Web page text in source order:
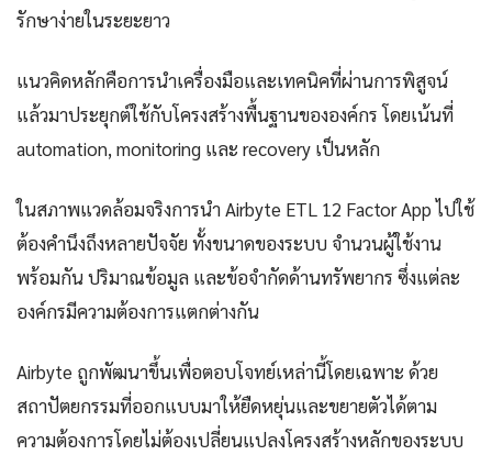
รักษาง่ายในระยะยาว
แนวคิดหลักคือการนำเครื่องมือและเทคนิคที่ผ่านการพิสูจน์
แล้วมาประยุกต์ใช้กับโครงสร้างพื้นฐานขององค์กร โดยเน้นที่
automation, monitoring และ recovery เป็นหลัก
ในสภาพแวดล้อมจริงการนำ Airbyte ETL 12 Factor App ไปใช้
ต้องคำนึงถึงหลายปัจจัย ทั้งขนาดของระบบ จำนวนผู้ใช้งาน
พร้อมกัน ปริมาณข้อมูล และข้อจำกัดด้านทรัพยากร ซึ่งแต่ละ
องค์กรมีความต้องการแตกต่างกัน
Airbyte ถูกพัฒนาขึ้นเพื่อตอบโจทย์เหล่านี้โดยเฉพาะ ด้วย
สถาปัตยกรรมที่ออกแบบมาให้ยืดหยุ่นและขยายตัวได้ตาม
ความต้องการโดยไม่ต้องเปลี่ยนแปลงโครงสร้างหลักของระบบ